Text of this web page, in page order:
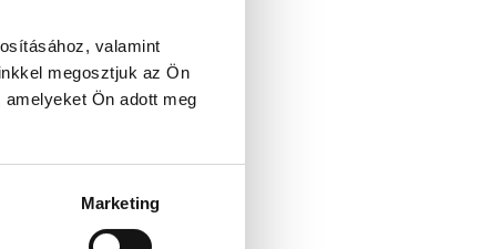
valamint
megosztjuk az Ön
Ön adott meg
Marketing
console for more information)